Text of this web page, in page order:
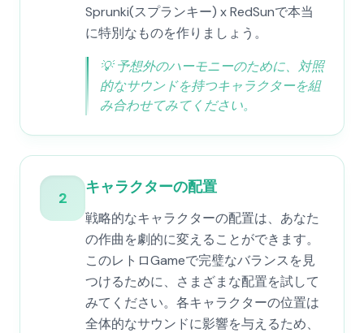
Sprunki(スプランキー) x RedSunで本当
に特別なものを作りましょう。
💡予想外のハーモニーのために、対照
的なサウンドを持つキャラクターを組
み合わせてみてください。
2
キャラクターの配置
戦略的なキャラクターの配置は、あなた
の作曲を劇的に変えることができます。
このレトロGameで完璧なバランスを見
つけるために、さまざまな配置を試して
みてください。各キャラクターの位置は
全体的なサウンドに影響を与えるため、